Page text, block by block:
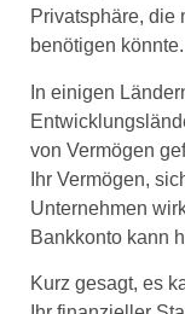
Privatsphäre, die
benötigen könnte.
In einigen
von Vermögen
Ihr Vermögen,
Unternehmen
Bankkonto kann
Kurz gesagt, es